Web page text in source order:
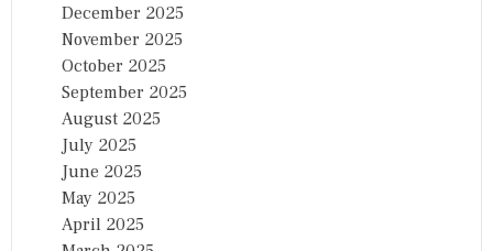
December 2025
November 2025
October 2025
September 2025
August 2025
July 2025
June 2025
May 2025
April 2025